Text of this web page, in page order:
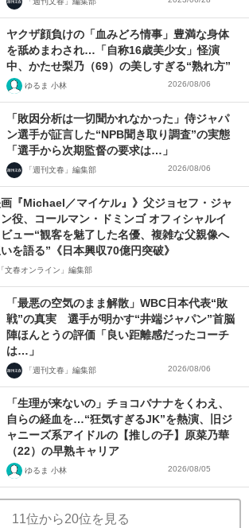
ヤクザ顔負けの「血みどろ情事」豊満な身体
を舐めまわされ…「自称16歳美少女」怪演
中、かたせ梨乃（69）の美しすぎる“熟れ方”
ゆるま 小林 2026/08/06
「敗因分析は一切聞かれなかった」侍ジャパ
ン選手が証言した“NPB聞き取り調査”の実態
「選手から次期監督の要求は…」
「週刊文春」編集部 2026/08/06
画『Michael／マイケル』》父ジョセフ・ジャ
役、コールマン・ドミンゴ オフィシャルイ
ュー“観客を魅了した名優、複雑な父親像へ
を語る”《日本興収70億円突破》
「文春オンライン」編集部
「最悪の空気のまま解散」WBC日本代表“敗
戦”の真実 選手が明かす“井端ジャパン”首脳
陣ほんとうの評価「良い距離感だったコーチ
は…」
「週刊文春」編集部 2026/08/06
「生理が来ないの」チョコバナナをくわえ、
自らの経血を…“狂気すぎるJK”を熱演、旧ジ
ャニーズ系アイドルの【推しの子】原菜乃華
（22）の早熟キャリア
ゆるま 小林 2026/08/05
11位から20位を見る